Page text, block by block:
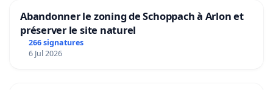
Abandonner le zoning de Schoppach à Arlon et
préserver le site naturel
266 signatures
6 Jul 2026